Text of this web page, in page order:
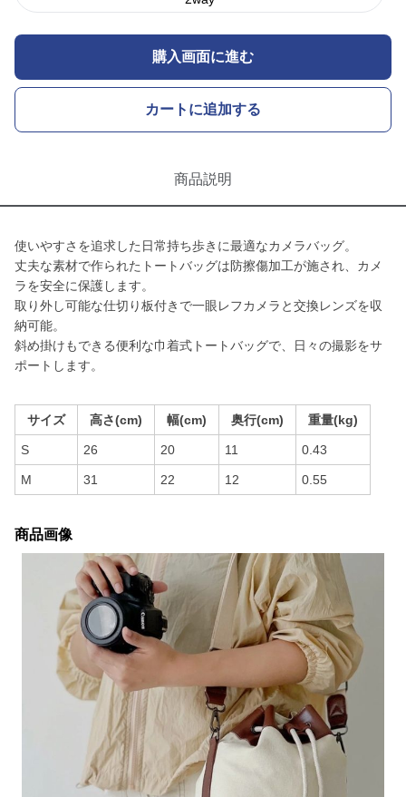
購入画面に進む
カートに追加する
商品説明
使いやすさを追求した日常持ち歩きに最適なカメラバッグ。
丈夫な素材で作られたトートバッグは防擦傷加工が施され、カメ
ラを安全に保護します。
取り外し可能な仕切り板付きで一眼レフカメラと交換レンズを収
納可能。
斜め掛けもできる便利な巾着式トートバッグで、日々の撮影をサ
ポートします。
サイズ 高さ(cm) 幅(cm) 奥行(cm) 重量(kg)
S 26 20 11 0.43
M 31 22 12 0.55
商品画像